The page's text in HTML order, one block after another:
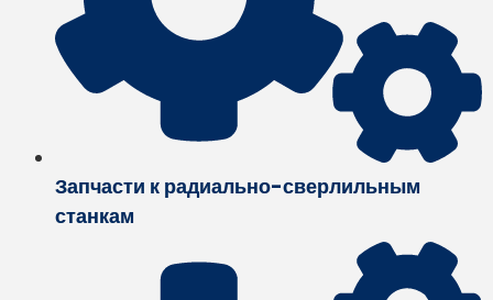
Запчасти к радиально-сверлильным
станкам